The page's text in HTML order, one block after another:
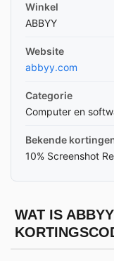
Winkel
ABBYY
Website
abbyy.com
Categorie
Computer en
Bekende
10% Screenshot
WAT IS